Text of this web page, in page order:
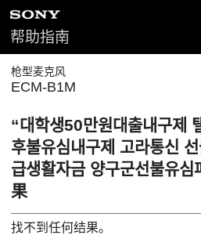
帮助指南
枪型麦克风
ECM-B1M
“대학생50만원대출내구제
후불유심내구제 고라통신
급생활자금 양구군선불유
果
找不到任何结果。